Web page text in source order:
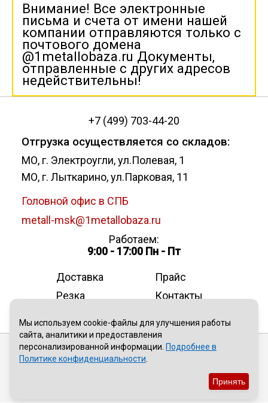
Внимание! Все электронные
письма и счета от имени нашей
компании отправляются только с
почтового домена
@1metallobaza.ru Документы,
отправленные с других адресов
недействительны!
+7 (499) 703-44-20
Отгрузка осуществляется со складов:
МО, г. Электроугли, ул.Полевая, 1
МО, г. Лыткарино, ул.Парковая, 11
Головной офис в СПБ
metall-msk@1metallobaza.ru
Работаем:
9:00 - 17:00 Пн - Пт
Доставка
Прайс
Резка
Контакты
Публичная оферта
Мы используем cookie-файлы для улучшения работы
сайта, аналитики и предоставления
персонализированной информации. Подробнее в
Политике конфиденциальности
Принять